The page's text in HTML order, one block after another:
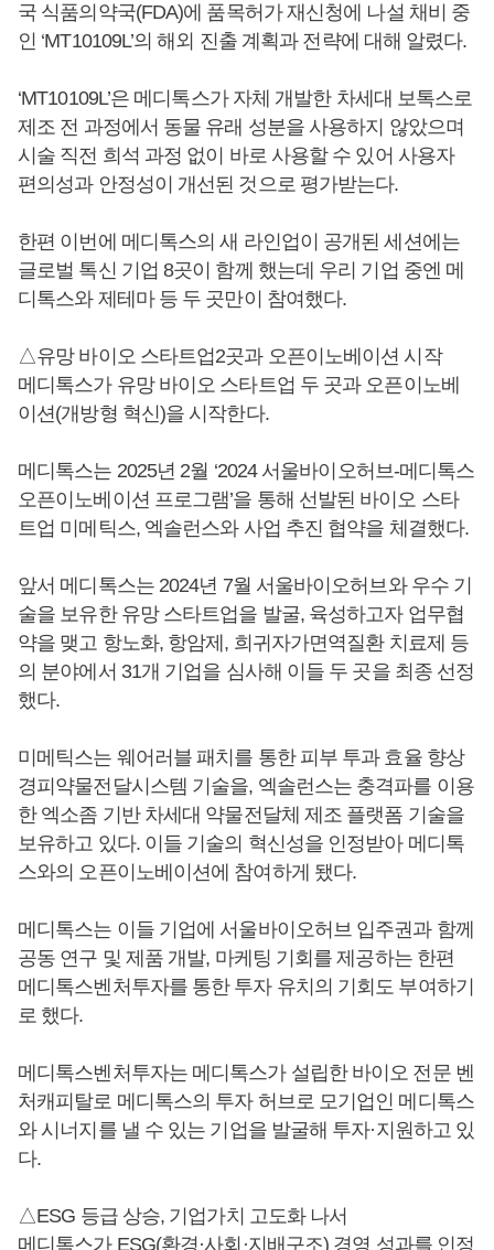
국 식품의약국(FDA)에 품목허가 재신청에 나설 채비 중
인 ‘MT10109L’의 해외 진출 계획과 전략에 대해 알렸다.
‘MT10109L’은 메디톡스가 자체 개발한 차세대 보톡스로
제조 전 과정에서 동물 유래 성분을 사용하지 않았으며
시술 직전 희석 과정 없이 바로 사용할 수 있어 사용자
편의성과 안정성이 개선된 것으로 평가받는다.
한편 이번에 메디톡스의 새 라인업이 공개된 세션에는
글로벌 톡신 기업 8곳이 함께 했는데 우리 기업 중엔 메
디톡스와 제테마 등 두 곳만이 참여했다.
△유망 바이오 스타트업2곳과 오픈이노베이션 시작
메디톡스가 유망 바이오 스타트업 두 곳과 오픈이노베
이션(개방형 혁신)을 시작한다.
메디톡스는 2025년 2월 ‘2024 서울바이오허브-메디톡스
오픈이노베이션 프로그램’을 통해 선발된 바이오 스타
트업 미메틱스, 엑솔런스와 사업 추진 협약을 체결했다.
앞서 메디톡스는 2024년 7월 서울바이오허브와 우수 기
술을 보유한 유망 스타트업을 발굴, 육성하고자 업무협
약을 맺고 항노화, 항암제, 희귀자가면역질환 치료제 등
의 분야에서 31개 기업을 심사해 이들 두 곳을 최종 선정
했다.
미메틱스는 웨어러블 패치를 통한 피부 투과 효율 향상
경피약물전달시스템 기술을, 엑솔런스는 충격파를 이용
한 엑소좀 기반 차세대 약물전달체 제조 플랫폼 기술을
보유하고 있다. 이들 기술의 혁신성을 인정받아 메디톡
스와의 오픈이노베이션에 참여하게 됐다.
메디톡스는 이들 기업에 서울바이오허브 입주권과 함께
공동 연구 및 제품 개발, 마케팅 기회를 제공하는 한편
메디톡스벤처투자를 통한 투자 유치의 기회도 부여하기
로 했다.
메디톡스벤처투자는 메디톡스가 설립한 바이오 전문 벤
처캐피탈로 메디톡스의 투자 허브로 모기업인 메디톡스
와 시너지를 낼 수 있는 기업을 발굴해 투자·지원하고 있
다.
△ESG 등급 상승, 기업가치 고도화 나서
메디톡스가 ESG(환경·사회·지배구조) 경영 성과를 인정